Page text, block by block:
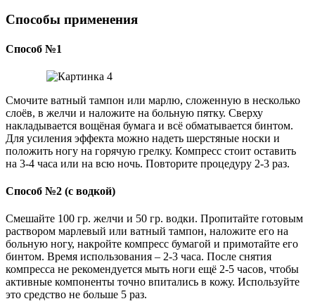
Способы применения
Способ №1
Смочите ватный тампон или марлю, сложенную в несколько
слоёв, в желчи и наложите на больную пятку. Сверху
накладывается вощёная бумага и всё обматывается бинтом.
Для усиления эффекта можно надеть шерстяные носки и
положить ногу на горячую грелку. Компресс стоит оставить
на 3-4 часа или на всю ночь. Повторите процедуру 2-3 раз.
Способ №2 (с водкой)
Смешайте 100 гр. желчи и 50 гр. водки. Пропитайте готовым
раствором марлевый или ватный тампон, наложите его на
больную ногу, накройте компресс бумагой и примотайте его
бинтом. Время использования – 2-3 часа. После снятия
компресса не рекомендуется мыть ноги ещё 2-5 часов, чтобы
активные компоненты точно впитались в кожу. Используйте
это средство не больше 5 раз.